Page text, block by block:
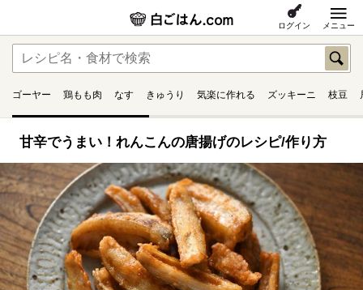
ログイン メニュー
ゴーヤー 鶏もも肉 なす きゅうり 気楽に作れる ズッキーニ 枝豆
甘辛でうまい！れんこんの唐揚げのレシピ/作り方